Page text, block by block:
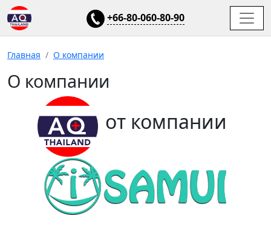
+66-80-060-80-90
Главная О компании
О компании
от компании